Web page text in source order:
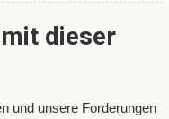
dieser
und unsere Forderungen